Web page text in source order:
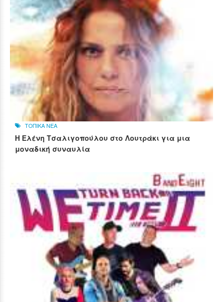
ΤΟΠΙΚΑ ΝΕΑ
Η Ελένη Τσαλιγοπούλου στο Λουτράκι για μια
μοναδική συναυλία